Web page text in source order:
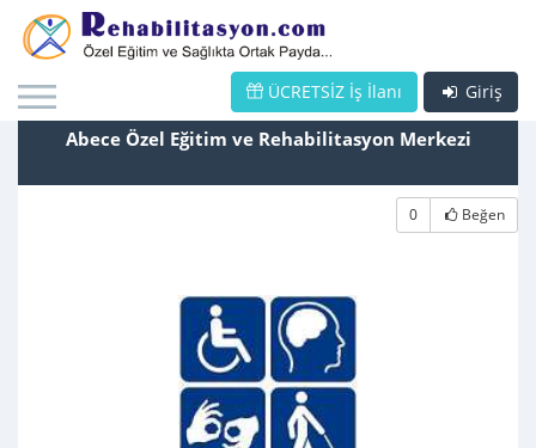
Giriş
ÜCRETSİZ İş İlanı
Abece Özel Eğitim ve Rehabilitasyon Merkezi
0 Beğen